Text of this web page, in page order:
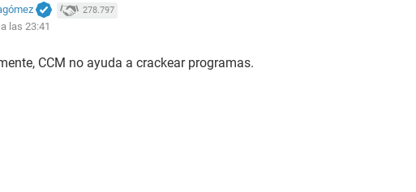
278.797
las 23:41
CCM no ayuda a crackear programas.